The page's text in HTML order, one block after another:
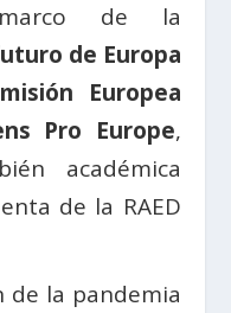
de la
de Europa
Europea
Pro Europe,
académica
de la RAED
de la pandemia